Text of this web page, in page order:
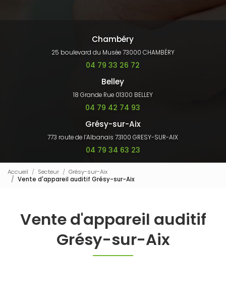
Chambéry
25 boulevard du Musée 73000 CHAMBÉRY
04 79 33 26 72
Belley
18 Grande Rue 01300 BELLEY
04 79 42 74 93
Grésy-sur-Aix
773 route de l’Albanais 73100 GRESY-SUR-AIX
04 79 34 63 23
Accueil Secteur
Grésy-sur-Aix
Vente d'appareil auditif Grésy-sur-Aix
Vente d'appareil auditif
Grésy-sur-Aix